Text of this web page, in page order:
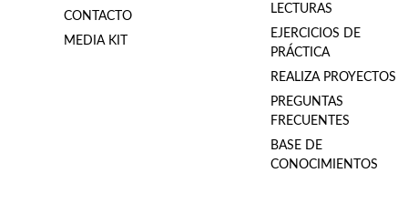
CONTACTO
MEDIA KIT
LECTURAS
EJERCICIOS DE
PRÁCTICA
REALIZA PROYECTOS
PREGUNTAS
FRECUENTES
BASE DE
CONOCIMIENTOS